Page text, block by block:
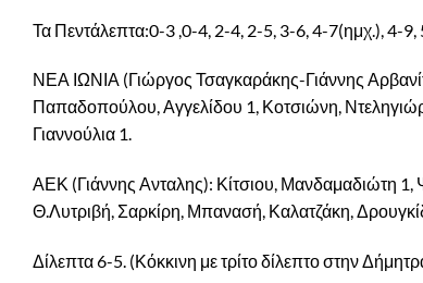
Τα Πεντάλεπτα:0-3 ,0-4, 2-4, 2-5, 3-6, 4-7(ημχ.), 4-
ΝΕΑ ΙΩΝΙΑ (Γιώργος Τσαγκαράκης-Γιάννης
Παπαδοπούλου, Αγγελίδου 1, Κοτσιώνη,
Γιαννούλια 1.
ΑΕΚ (Γιάννης Ανταλης): Κίτσιου, Μανδαμαδιώτη
Θ.Λυτριβή, Σαρκίρη, Μπανασή, Καλατζάκη,
Δίλεπτα 6-5. (Κόκκινη με τρίτο δίλεπτο στην